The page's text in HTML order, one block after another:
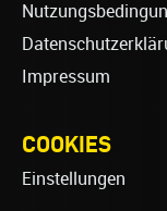
Impressum
COOKIES
Einstellungen